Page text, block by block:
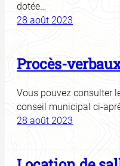
dotée…
28 août 2023
Procès-
Vous pouvez consulter
conseil municipal ci-
28 août 2023